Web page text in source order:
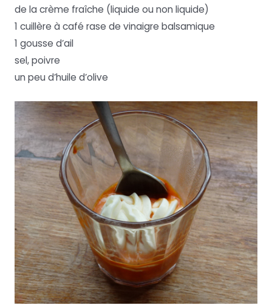
de la crème fraîche (liquide ou non liquide)
1 cuillère à café rase de vinaigre balsamique
1 gousse d’ail
sel, poivre
un peu d’huile d’olive